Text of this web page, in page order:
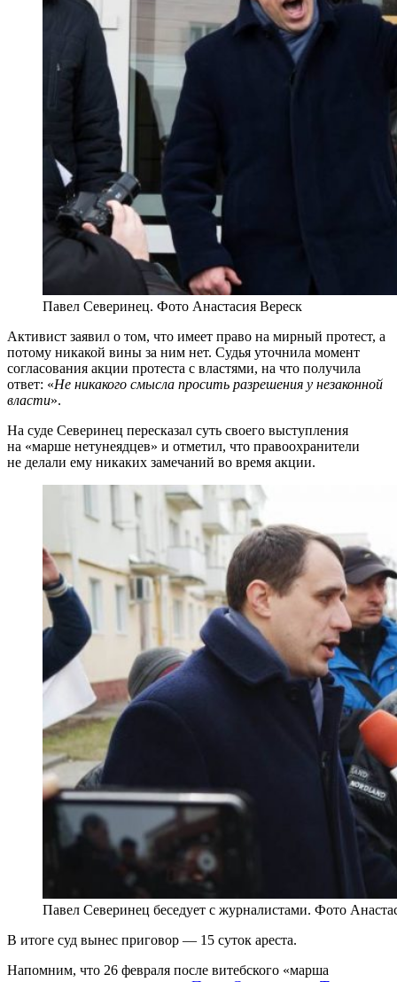
Павел Северинец. Фото Анастасия Вереск
Активист заявил о том, что имеет право на мирный протест, а
потому никакой вины за ним нет. Судья уточнила момент
согласования акции протеста с властями, на что получила
ответ: «Не никакого смысла просить разрешения у незаконной
власти».
На суде Северинец пересказал суть своего выступления
на «марше нетунеядцев» и отметил, что правоохранители
не делали ему никаких замечаний во время акции.
Павел Северинец беседует с журналистами. Фото
В итоге суд вынес приговор — 15 суток ареста.
Напомним, что 26 февраля после витебского «марша